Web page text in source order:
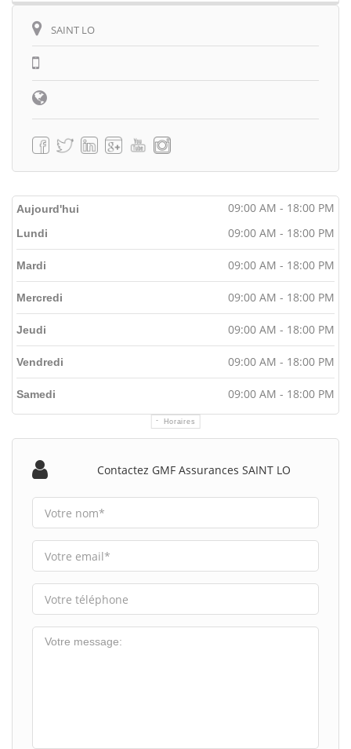
SAINT LO
Aujourd'hui 09:00 AM - 18:00 PM
Horaires
Lundi 09:00 AM - 18:00 PM
Mardi 09:00 AM - 18:00 PM
Mercredi 09:00 AM - 18:00 PM
Jeudi 09:00 AM - 18:00 PM
Vendredi 09:00 AM - 18:00 PM
Samedi 09:00 AM - 18:00 PM
Contactez GMF Assurances SAINT LO